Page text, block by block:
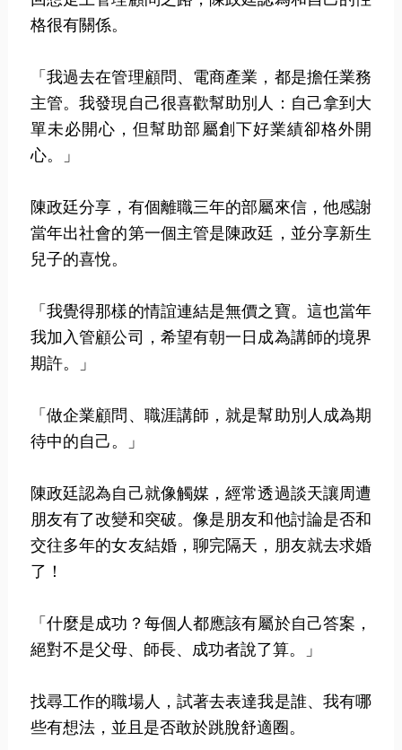
格很有關係。
「我過去在管理顧問、電商產業，都是擔任業務
主管。我發現自己很喜歡幫助別人：自己拿到大
單未必開心，但幫助部屬創下好業績卻格外開
心。」
陳政廷分享，有個離職三年的部屬來信，他感謝
當年出社會的第一個主管是陳政廷，並分享新生
兒子的喜悅。
「我覺得那樣的情誼連結是無價之寶。這也當年
我加入管顧公司，希望有朝一日成為講師的境界
期許。」
「做企業顧問、職涯講師，就是幫助別人成為期
待中的自己。」
陳政廷認為自己就像觸媒，經常透過談天讓周遭
朋友有了改變和突破。像是朋友和他討論是否和
交往多年的女友結婚，聊完隔天，朋友就去求婚
了！
「什麼是成功？每個人都應該有屬於自己答案，
絕對不是父母、師長、成功者說了算。」
找尋工作的職場人，試著去表達我是誰、我有哪
些有想法，並且是否敢於跳脫舒適圈。